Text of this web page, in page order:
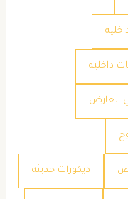
داخليه
العارض
ديكورات حديثة